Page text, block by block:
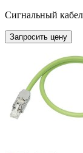
Сигнальный
Запросить цену